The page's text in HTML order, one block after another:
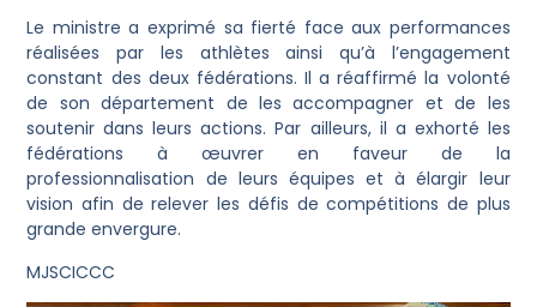
Le ministre a exprimé sa fierté face aux performances
réalisées par les athlètes ainsi qu’à l’engagement
constant des deux fédérations. Il a réaffirmé la volonté
de son département de les accompagner et de les
soutenir dans leurs actions. Par ailleurs, il a exhorté les
fédérations à œuvrer en faveur de la
professionnalisation de leurs équipes et à élargir leur
vision afin de relever les défis de compétitions de plus
grande envergure.
MJSCICCC